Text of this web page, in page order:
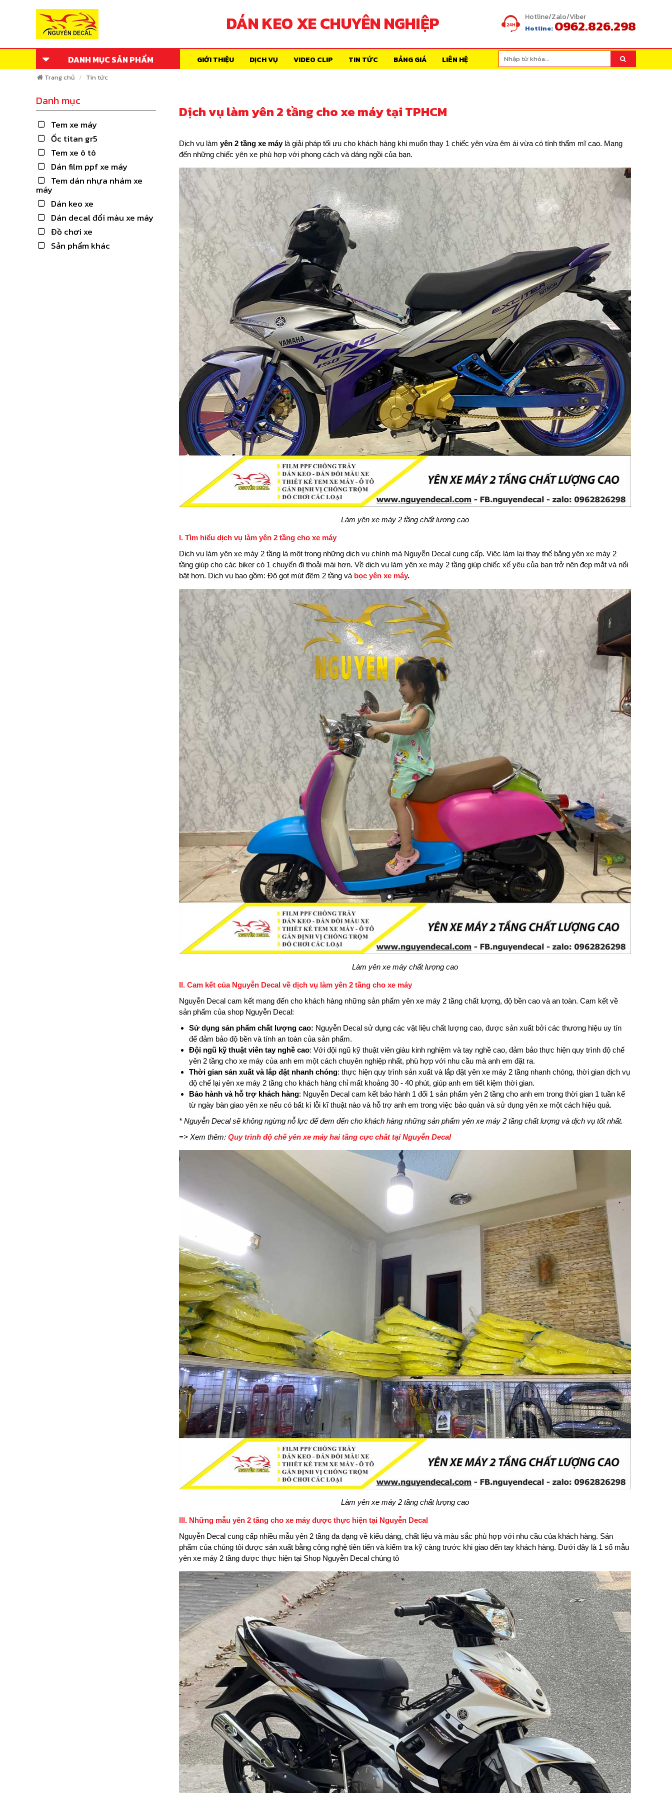
DÁN KEO XE CHUYÊN NGHIỆP Hotline/Zalo/Viber
Hotline: 0962.826.298
DANH MỤC SẢN PHẨM GIỚI THIỆU DỊCH VỤ VIDEO CLIP TIN TỨC BẢNG GIÁ LIÊN HỆ
Trang chủ Tin tức
Danh mục
Tem xe máy
Ốc titan gr5
Tem xe ô tô
Dán film ppf xe máy
Tem dán nhựa nhám xe
máy
Dán keo xe
Dán decal đổi màu xe máy
Đồ chơi xe
Sản phẩm khác
Dịch vụ làm yên 2 tầng cho xe máy tại TPHCM
Dịch vụ làm yên 2 tầng xe máylà giải pháp tối ưu cho khách hàng khi muốn thay 1 chiếc yên vừa êm ái vừa có tính thẩm mĩ cao. Mang
đến những chiếc yên xe phù hợp với phong cách và dáng ngồi của bạn.
Làm yên xe máy 2 tầng chất lượng cao
I. Tìm hiểu dịch vụ làm yên 2 tầng cho xe máy
Dịch vụ làm yên xe máy 2 tầng là một trong những dịch vụ chính mà Nguyễn Decal cung cấp. Việc làm lại thay thế bằng yên xe máy 2
tầng giúp cho các biker có 1 chuyến đi thoải mái hơn. Về dịch vụ làm yên xe máy 2 tầng giúp chiếc xế yêu của bạn trở nên đẹp mắt và nổi
bật hơn. Dịch vụ bao gồm: Độ gọt mút đệm 2 tầng và bọc yên xe máy.
Làm yên xe máy chất lượng cao
II. Cam kết của Nguyễn Decal về dịch vụ làm yên 2 tầng cho xe máy
Nguyễn Decal cam kết mang đến cho khách hàng những sản phẩm yên xe máy 2 tầng chất lượng, độ bền cao và an toàn. Cam kết về
sản phẩm của shop Nguyễn Decal:
Sử dụng sản phẩm chất lượng cao: Nguyễn Decal sử dụng các vật liệu chất lượng cao, được sản xuất bởi các thương hiệu uy tín
để đảm bảo độ bền và tính an toàn của sản phẩm.
Đội ngũ kỹ thuật viên tay nghề cao: Với đội ngũ kỹ thuật viên giàu kinh nghiệm và tay nghề cao, đảm bảo thực hiện quy trình độ chế
yên 2 tầng cho xe máy của anh em một cách chuyên nghiệp nhất, phù hợp với nhu cầu mà anh em đặt ra.
Thời gian sản xuất và lắp đặt nhanh chóng: thực hiện quy trình sản xuất và lắp đặt yên xe máy 2 tầng nhanh chóng, thời gian dịch vụ
độ chế lại yên xe máy 2 tầng cho khách hàng chỉ mất khoảng 30 - 40 phút, giúp anh em tiết kiệm thời gian.
Bảo hành và hỗ trợ khách hàng: Nguyễn Decal cam kết bảo hành 1 đổi 1 sản phẩm yên 2 tầng cho anh em trong thời gian 1 tuần kể
từ ngày bàn giao yên xe nếu có bất kì lỗi kĩ thuật nào và hỗ trợ anh em trong việc bảo quản và sử dụng yên xe một cách hiệu quả.
* Nguyễn Decal sẽ không ngừng nỗ lực để đem đến cho khách hàng những sản phẩm yên xe máy 2 tầng chất lượng và dịch vụ tốt nhất.
=> Xem thêm: Quy trình độ chế yên xe máy hai tầng cực chất tại Nguyễn Decal
Làm yên xe máy 2 tầng chất lượng cao
III. Những mẫu yên 2 tầng cho xe máy được thực hiện tại Nguyễn Decal
Nguyễn Decal cung cấp nhiều mẫu yên 2 tầng đa dạng về kiểu dáng, chất liệu và màu sắc phù hợp với nhu cầu của khách hàng. Sản
phẩm của chúng tôi được sản xuất bằng công nghệ tiên tiến và kiểm tra kỹ càng trước khi giao đến tay khách hàng. Dưới đây là 1 số mẫu
yên xe máy 2 tầng được thực hiện tại Shop Nguyễn Decal chúng tô